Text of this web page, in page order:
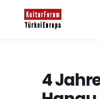
4